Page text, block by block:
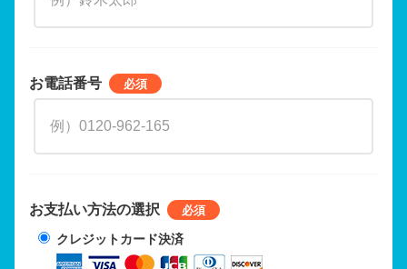
お電話番号
お支払い方法の選択
クレジットカード決済